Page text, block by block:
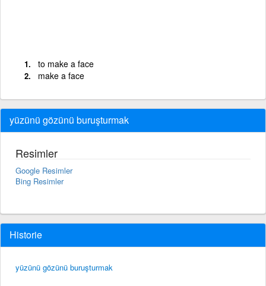
to make a face
make a face
yüzünü gözünü buruşturmak
Resimler
Google Resimler
Bing Resimler
Historie
yüzünü gözünü buruşturmak